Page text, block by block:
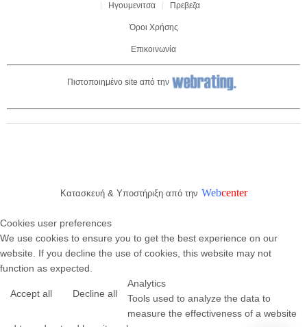
Ηγουμενιτσα Πρεβεζα
Όροι Χρήσης
Επικοινωνία
Πιστοποιημένο site από την
Κατασκευή & Υποστήριξη από την Webcenter
Cookies user preferences
We use cookies to ensure you to get the best experience on our
website. If you decline the use of cookies, this website may not
function as expected.
Accept all Decline all
Analytics
Tools used to analyze the data to
measure the effectiveness of a website